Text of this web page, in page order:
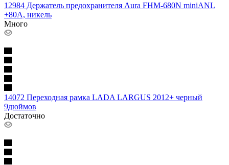
12984 Держатель предохранителя Aura FHM-680N miniANL
+80A, никель
Много
14072 Переходная рамка LADA LARGUS 2012+ черный
9дюймов
Достаточно